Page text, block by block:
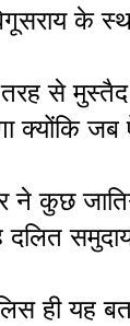
के
से मुस्तैद
क्योंकि
ने कुछ
दलित
यह